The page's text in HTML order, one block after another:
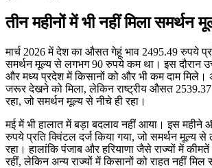
तीन महीनों में भी नहीं मिला समर्थन
मार्च 2026 में देश का औसत गेहूं भाव 2495.49 रुपये
समर्थन मूल्य से लगभग 90 रुपये कम था। इस दौरान
और मध्य प्रदेश में किसानों को और भी कम दाम
जरूर देखने को मिला, लेकिन राष्ट्रीय औसत
रहा, जो समर्थन मूल्य से नीचे ही रहा।
मई में भी हालात में बड़ा बदलाव नहीं आया। इस महीने
रुपये प्रति क्विंटल दर्ज किया गया, जो समर्थन मूल्य
रहा। हालांकि पंजाब और हरियाणा जैसे राज्यों में
रहीं, लेकिन अन्य राज्यों में किसानों को राहत नहीं मिल